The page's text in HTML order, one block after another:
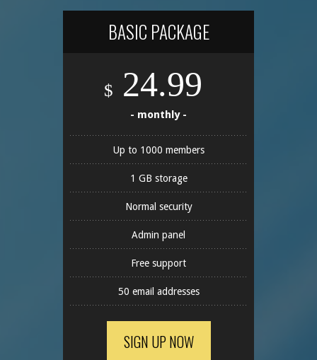
BASIC PACKAGE
$ 24.99
- monthly -
Up to 1000 members
1 GB storage
Normal security
Admin panel
Free support
50 email addresses
SIGN UP NOW